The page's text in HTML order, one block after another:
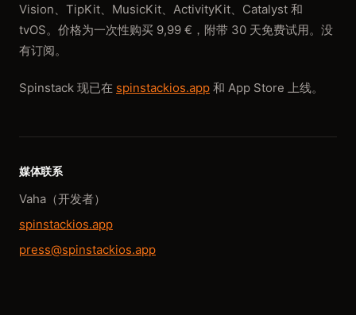
Vision、TipKit、MusicKit、ActivityKit、Catalyst 和
tvOS。价格为一次性购买 9,99 €，附带 30 天免费试用。没
有订阅。
Spinstack 现已在 spinstackios.app 和 App Store 上线。
媒体联系
Vaha（开发者）
spinstackios.app
press@spinstackios.app